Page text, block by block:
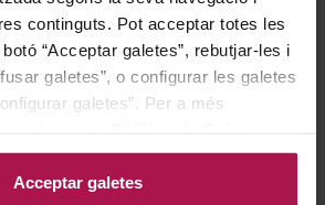
continguts. Pot acceptar totes les
“Acceptar galetes”, rebutjar-les i
galetes”, o configurar les galetes
galetes”. Per a més
Acceptar galetes
gastronòmica memorable en
Historia